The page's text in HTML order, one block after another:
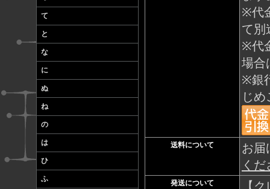
て
と
な
に
ぬ
ね
の
は
ひ
ふ
※代
て別
※代
場合
※銀
じ
送料について
お届
く
発送について
【